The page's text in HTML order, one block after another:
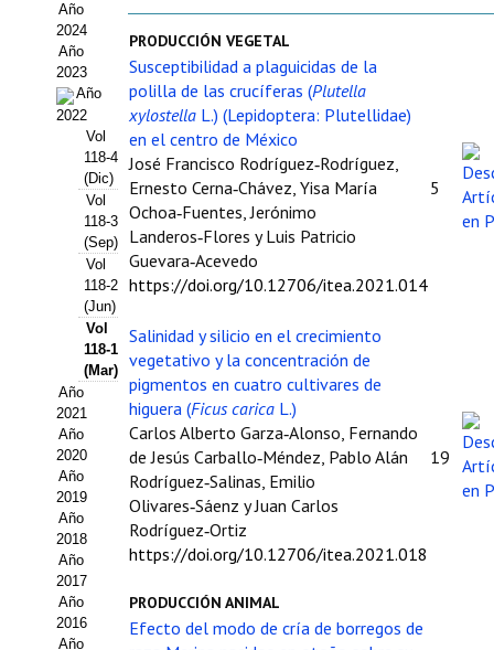
Hacerse socio
Noticias
Galería de Fotos
Web AIDA 2.0
REVISTA ITEA
Presentación ITEA
Equipo Editorial
Leer revista ITEA
Directrices para autores/as
Políticas Editoriales
Propuesta Volumen Especial
Sello Calidad FECYT
Premio Prensa Agraria
Buscador de Artículos
Año
2024
Año
2023
Año
2022
Vol
118-4
(Dic)
Vol
118-3
(Sep)
Vol
118-2
(Jun)
Vol
118-1
(Mar)
Año
2021
Año
2020
Año
2019
Año
2018
Año
2017
Año
2016
Año
PRODUCCIÓN VEGETAL
Susceptibilidad a plaguicidas de la
polilla de las crucíferas (Plutella
xylostella L.) (Lepidoptera: Plutellidae)
en el centro de México
José Francisco Rodríguez‑Rodríguez,
Ernesto Cerna‑Chávez, Yisa María
Ochoa‑Fuentes, Jerónimo
Landeros‑Flores y Luis Patricio
Guevara‑Acevedo
https://doi.org/10.12706/itea.2021.014
5
Salinidad y silicio en el crecimiento
vegetativo y la concentración de
pigmentos en cuatro cultivares de
higuera (Ficus carica L.)
Carlos Alberto Garza‑Alonso, Fernando
de Jesús Carballo‑Méndez, Pablo Alán
Rodríguez‑Salinas, Emilio
Olivares‑Sáenz y Juan Carlos
Rodríguez‑Ortiz
https://doi.org/10.12706/itea.2021.018
19
PRODUCCIÓN ANIMAL
Efecto del modo de cría de borregos de